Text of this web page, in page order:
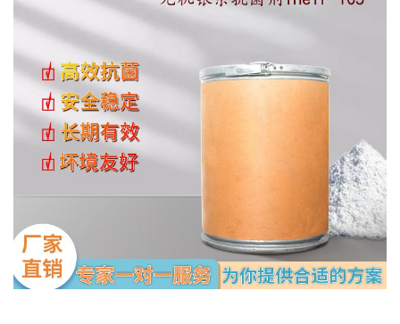
科
技
有
限
公
司